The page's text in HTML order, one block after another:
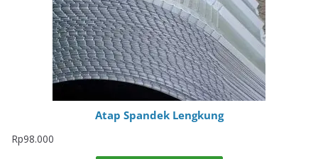
Atap Spandek Lengkung
Rp98.000